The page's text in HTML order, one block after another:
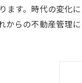
ます。時代の変化
からの不動産管理